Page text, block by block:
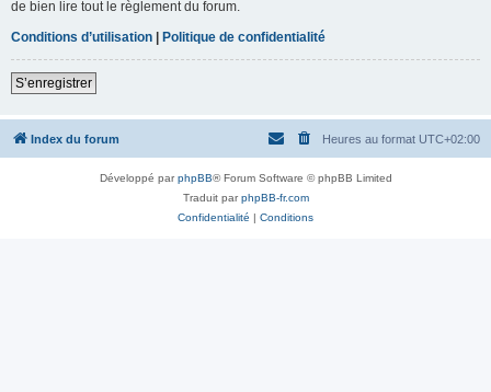
de bien lire tout le règlement du forum.
Conditions d’utilisation | Politique de confidentialité
S’enregistrer
Index du forum Heures au format UTC+02:00
Développé parphpBB® Forum Software © phpBB Limited
Traduit parphpBB-fr.com
Confidentialité | Conditions